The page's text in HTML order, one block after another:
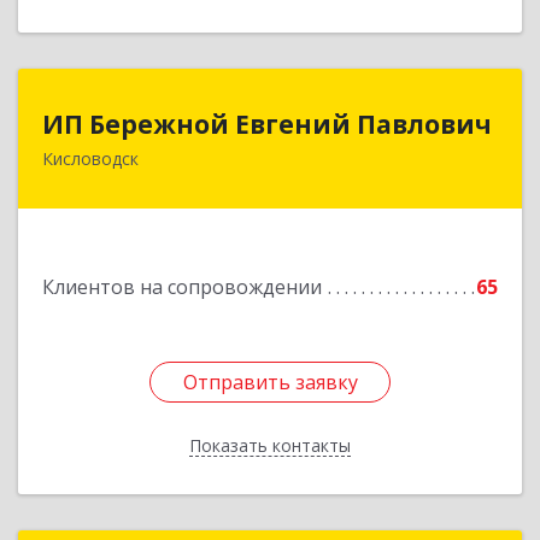
ИП Бережной Евгений Павлович
Кисловодск
Клиентов на сопровождении 65
Отправить заявку
Показать контакты
ИП Бережной Евгений Павлович
357748, Ставропольский край, Кисловодск г,
Отправить заявку
Назад